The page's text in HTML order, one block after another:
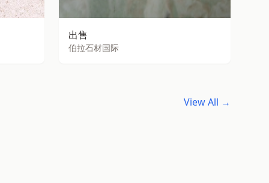
出售
伯拉石材国际
View All →